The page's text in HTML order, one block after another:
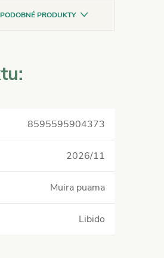
PODOBNÉ PRODUKTY
8595595904373
2026/11
Muira puama
Libido